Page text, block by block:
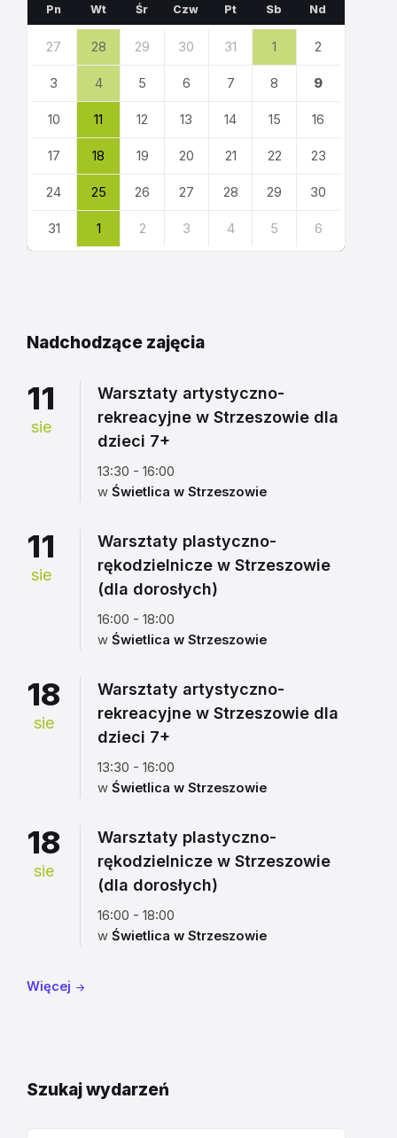
Pn Wt Śr Czw Pt Sb Nd
dni
kalendarza
27 28 29 30 31 1 2
3 4 5 6 7 8 9
10 11 12 13 14 15 16
17 18 19 20 21 22 23
24 25 26 27 28 29 30
31 1 2 3 4 5 6
Nadchodzące zajęcia
11
sie
Warsztaty artystyczno-
rekreacyjne w Strzeszowie dla
dzieci 7+
13:30 - 16:00
w Świetlica w Strzeszowie
11
sie
Warsztaty plastyczno-
rękodzielnicze w Strzeszowie
(dla dorosłych)
16:00 - 18:00
w Świetlica w Strzeszowie
18
sie
Warsztaty artystyczno-
rekreacyjne w Strzeszowie dla
dzieci 7+
13:30 - 16:00
w Świetlica w Strzeszowie
18
sie
Warsztaty plastyczno-
rękodzielnicze w Strzeszowie
(dla dorosłych)
16:00 - 18:00
w Świetlica w Strzeszowie
Więcej
Szukaj wydarzeń